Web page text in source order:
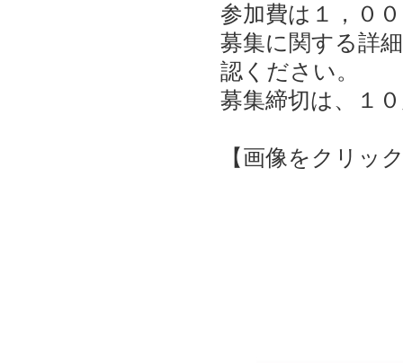
参加費は１，０
募集に関する詳
認ください。
募集締切は、１
【画像をクリッ